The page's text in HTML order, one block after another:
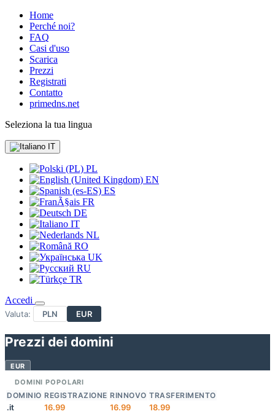
Home
Perché noi?
FAQ
Casi d'uso
Scarica
Prezzi
Registrati
Contatto
primedns.net
Seleziona la tua lingua
IT
PL
EN
ES
FR
DE
IT
NL
RO
UK
RU
TR
Accedi
Valuta: PLN EUR
Prezzi dei domini
EUR
DOMINI POPOLARI
DOMINIO REGISTRAZIONE RINNOVO TRASFERIMENTO
.it 16.99 16.99
18.99